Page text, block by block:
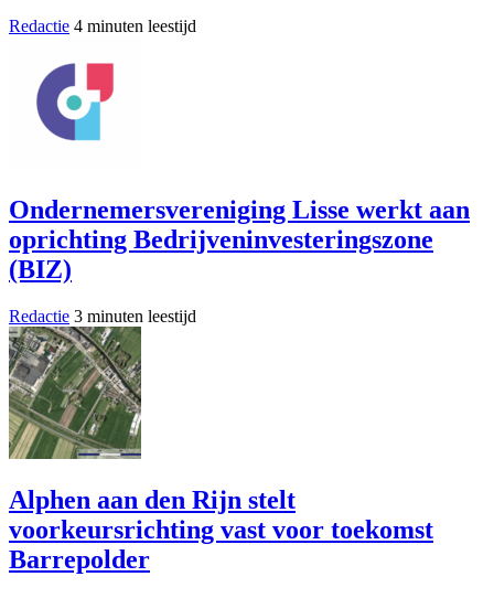
Redactie 4 minuten leestijd
Ondernemersvereniging Lisse werkt aan
oprichting Bedrijveninvesteringszone
(BIZ)
Redactie 3 minuten leestijd
Alphen aan den Rijn stelt
voorkeursrichting vast voor toekomst
Barrepolder